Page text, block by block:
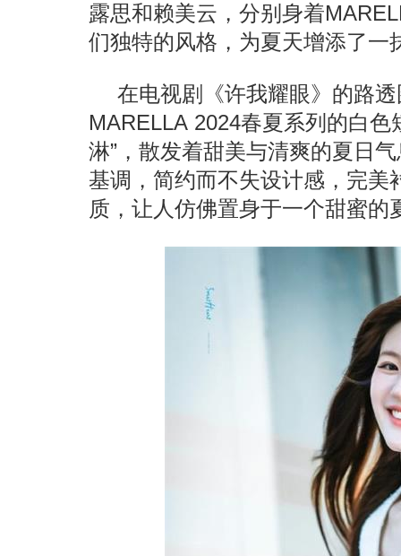
露思和赖美云，分别身着
们独特的风格，为夏天增添了一
在电视剧《许我耀眼》的路
MARELLA 2024春夏系列的白色
淋”，散发着甜美与清爽的夏日
基调，简约而不失设计感，完美
质，让人仿佛置身于一个甜蜜的